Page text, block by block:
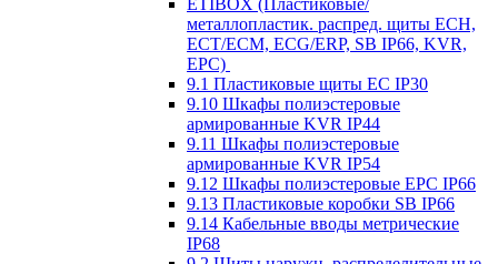
ETIBOX (Пластиковые/
металлопластик. распред. щиты ECH,
ECT/ECM, ECG/ERP, SB IP66, KVR,
EPC)
9.1 Пластиковые щиты EC IP30
9.10 Шкафы полиэстеровые
армированные KVR IP44
9.11 Шкафы полиэстеровые
армированные KVR IP54
9.12 Шкафы полиэстеровые EPC IP66
9.13 Пластиковые коробки SB IP66
9.14 Кабельные вводы метрические
IP68